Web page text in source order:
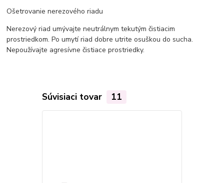
Ošetrovanie nerezového riadu
Nerezový riad umývajte neutrálnym tekutým čistiacim
prostriedkom. Po umytí riad dobre utrite osuškou do sucha.
Nepoužívajte agresívne čistiace prostriedky.
Súvisiaci tovar 11